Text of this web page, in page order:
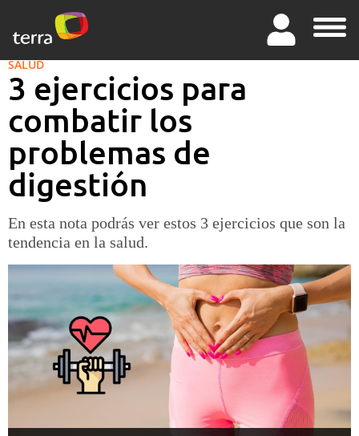
SALUD
3 ejercicios para
combatir los
problemas de
digestión
En esta nota podrás ver estos 3 ejercicios que son la
tendencia en la salud.